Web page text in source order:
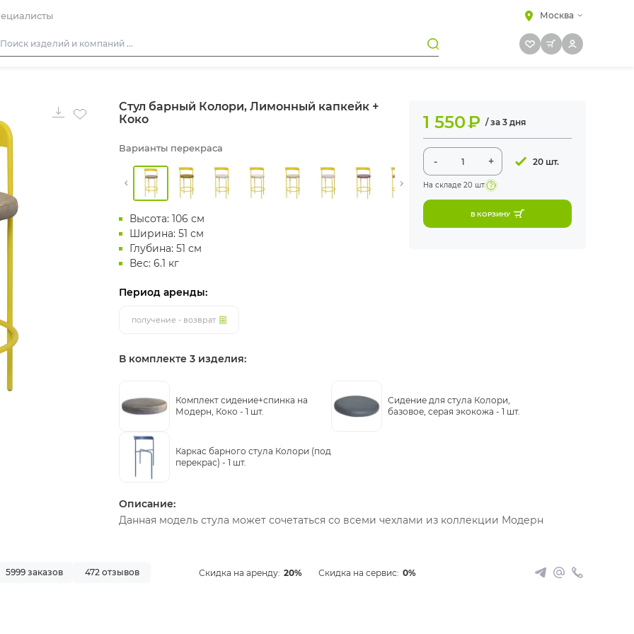
Москва
Скамейки
Стул барный Колори, Лимонный капкейк +
Коко
Варианты перекраса
Высота: 106 см
Ширина: 51 см
Глубина: 51 см
Вес: 6.1 кг
Период аренды:
получение - возврат
1 550₽ / за 3 дня
- + 20 шт.
На складе 20 шт
В КОРЗИНУ
В комплекте 3 изделия:
Комплект сидение+спинка на
Модерн, Коко - 1 шт.
Сидение для стула Колори,
базовое, серая экокожа - 1 шт.
Каркас барного стула Колори (под
перекрас) - 1 шт.
Описание:
Данная модель стула может сочетаться со всеми чехлами из коллекции Модерн
5999 заказов 472 отзывов Скидка на аренду: 20% Скидка на сервис: 0%